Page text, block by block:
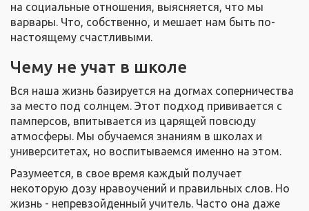
на социальные отношения, выясняется, что мы
варвары. Что, собственно, и мешает нам быть по-
настоящему счастливыми.
Чему не учат в школе
Вся наша жизнь базируется на догмах соперничества
за место под солнцем. Этот подход прививается с
памперсов, впитывается из царящей повсюду
атмосферы. Мы обучаемся знаниям в школах и
университетах, но воспитываемся именно на этом.
Разумеется, в свое время каждый получает
некоторую дозу нравоучений и правильных слов. Но
жизнь - непревзойденный учитель. Часто она даже